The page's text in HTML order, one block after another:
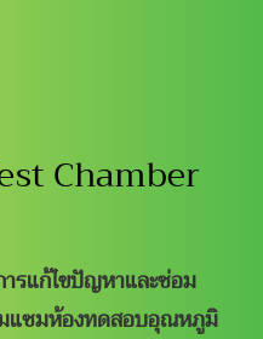
Chamber
รแก้ไขปัญหาและซ่อม
แซมห้องทดสอบอุณหภูมิ